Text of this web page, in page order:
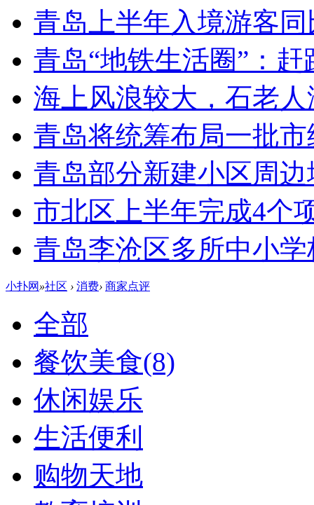
青岛上半年入境游客同
青岛“地铁生活圈”：赶
海上风浪较大，石老
青岛将统筹布局一批市
青岛部分新建小区周
市北区上半年完成4个
青岛李沧区多所中小
小扑网 »社区 › 消费› 商家点评
全部
餐饮美食(8)
休闲娱乐
生活便利
购物天地